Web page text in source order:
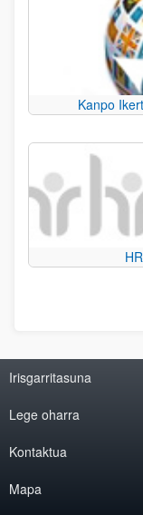
Kanpo
Irisgarritasuna
Lege oharra
Kontaktua
Mapa